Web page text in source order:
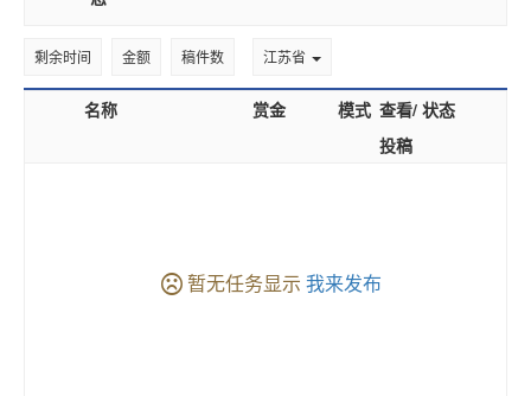
剩余时间 金额 稿件数 江苏省
名称 赏金 模式 查看/
投稿
状态
暂无任务显示 我来发布